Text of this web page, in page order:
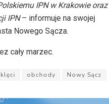
IPN w Krakowie oraz
IPN– informuje na swojej
Nowego Sącza.
cały marzec.
obchody Nowy Sącz